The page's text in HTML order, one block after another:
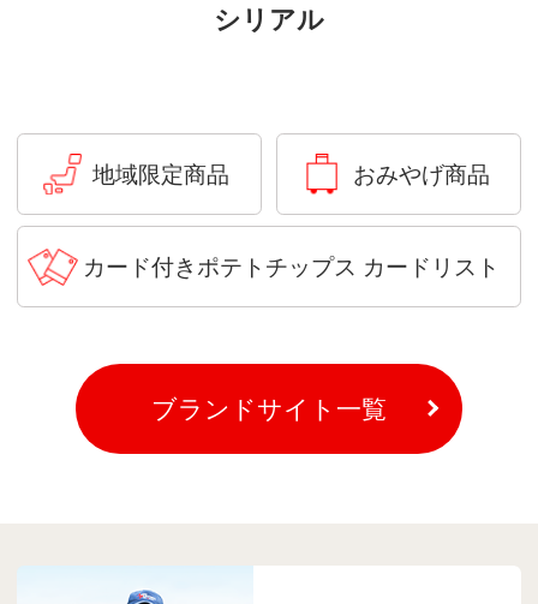
シリアル
地域限定商品 おみやげ商品
カード付きポテトチップス カードリスト
ブランドサイト一覧